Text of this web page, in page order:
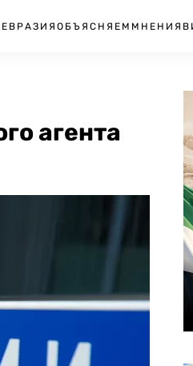
ЕВРАЗИЯ ОБЪЯСНЯЕМ МНЕНИЯ
агента